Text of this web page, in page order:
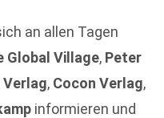
an allen Tagen
Global Village, Peter
Verlag, Cocon Verlag,
informieren und